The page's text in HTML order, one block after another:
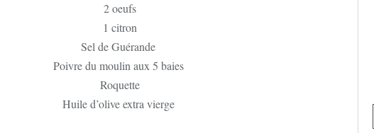
2 oeufs
1 citron
Sel de Guérande
Poivre du moulin aux 5 baies
Roquette
Huile d’olive extra vierge